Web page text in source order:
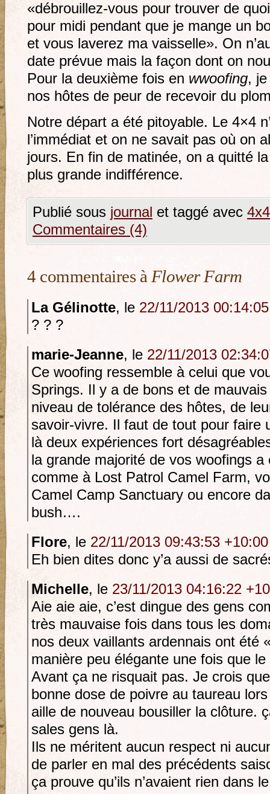
«débrouillez-vous pour trouver de
pour midi pendant que je mange un
et vous laverez ma vaisselle». On
date prévue mais la façon dont on
Pour la deuxième fois en wwoofing,
nos hôtes de peur de recevoir du
Notre départ a été pitoyable. Le 4×4
l’immédiat et on ne savait pas où on
jours. En fin de matinée, on a quitté
plus grande indifférence.
Publié sous journal et taggé avec 4x4
Commentaires (4)
4 commentaires à Flower Farm
La Gélinotte, le 22/11/2013
? ? ?
marie-Jeanne, le 22/11/2013
Ce woofing ressemble à celui que
Springs. Il y a de bons et de
niveau de tolérance des hôtes, de
savoir-vivre. Il faut de tout pour
là deux expériences fort
la grande majorité de vos woofings
comme à Lost Patrol Camel Farm,
Camel Camp Sanctuary ou encore
bush….
Flore, le 22/11/2013 09:43:53 +10:00
Eh bien dites donc y’a aussi de
Michelle, le 23/11/2013 04:16:22
Aie aie aie, c’est dingue des gens
très mauvaise fois dans tous les
nos deux vaillants ardennais ont été
manière peu élégante une fois que
Avant ça ne risquait pas. Je crois
bonne dose de poivre au taureau
aille de nouveau bousiller la clôture.
sales gens là.
Ils ne méritent aucun respect ni
de parler en mal des précédents
ça prouve qu’ils n’avaient rien dans